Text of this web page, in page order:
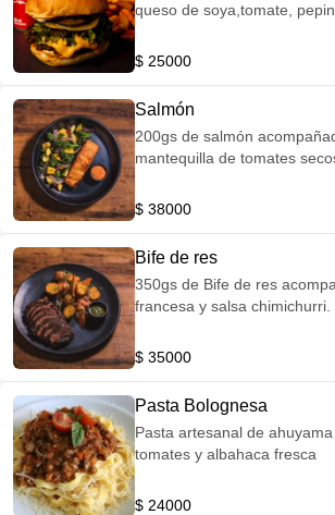
queso de soya,tomate,
$ 25000
Salmón
200gs de salmón
mantequilla de tomates
$ 38000
Bife de res
350gs de Bife de res
francesa y salsa
$ 35000
Pasta Bolognesa
Pasta artesanal de
tomates y albahaca fresca
$ 24000